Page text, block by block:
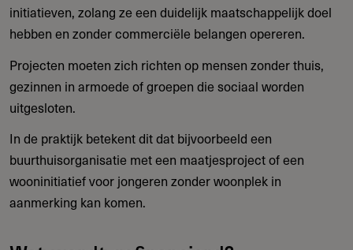
initiatieven, zolang ze een duidelijk maatschappelijk doel
hebben en zonder commerciële belangen opereren.
Projecten moeten zich richten op mensen zonder thuis,
gezinnen in armoede of groepen die sociaal worden
uitgesloten.
In de praktijk betekent dit dat bijvoorbeeld een
buurthuisorganisatie met een maatjesproject of een
wooninitiatief voor jongeren zonder woonplek in
aanmerking kan komen.